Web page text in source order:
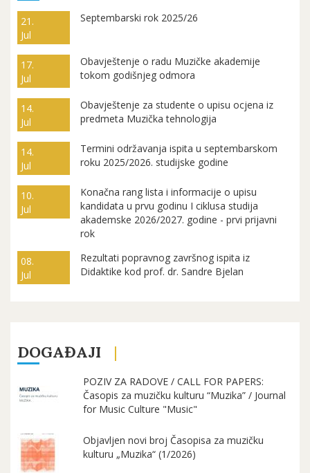
21.
Jul
Septembarski rok 2025/26
17.
Jul
Obavještenje o radu Muzičke akademije
tokom godišnjeg odmora
14.
Jul
Obavještenje za studente o upisu ocjena iz
predmeta Muzička tehnologija
14.
Jul
Termini održavanja ispita u septembarskom
roku 2025/2026. studijske godine
10.
Jul
Konačna rang lista i informacije o upisu
kandidata u prvu godinu I ciklusa studija
akademske 2026/2027. godine - prvi prijavni
rok
08.
Jul
Rezultati popravnog završnog ispita iz
Didaktike kod prof. dr. Sandre Bjelan
DOGAĐAJI
POZIV ZA RADOVE / CALL FOR PAPERS:
Časopis za muzičku kulturu “Muzika” / Journal
for Music Culture "Music"
Objavljen novi broj Časopisa za muzičku
kulturu „Muzika“ (1/2026)